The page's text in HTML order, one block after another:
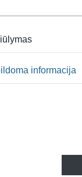
informacija